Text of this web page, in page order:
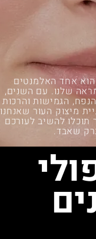
הוא אחד האלמנטים
שלנו. עם השנים,
הגמישות והרכות
מיצוק העור שאנחנו
תוכלו להשיב לעורכם
שאבד.